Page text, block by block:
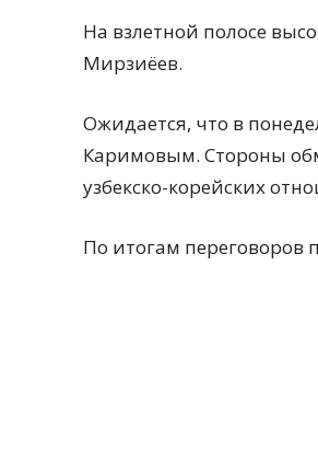
На взлетной полосе
Мирзиёев.
Ожидается, что в
Каримовым. Стороны
узбекско-корейских
По итогам переговоров